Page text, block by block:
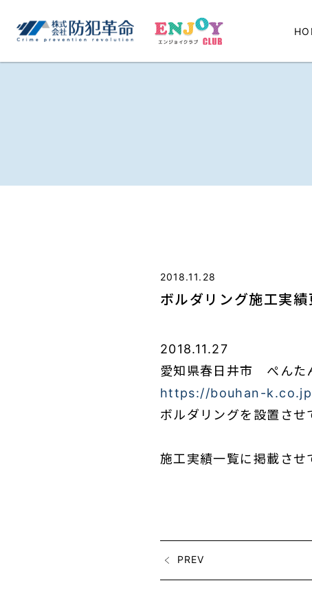
2018.11.28
ボルダリング施工実
2018.11.27
愛知県春日井市 ぺんた
https://bouhan-
ボルダリングを設置させ
施工実績一覧に掲載させ
PREV